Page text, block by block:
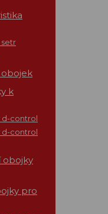
setr
obojek
k
d-control
d-control
obojky
pro